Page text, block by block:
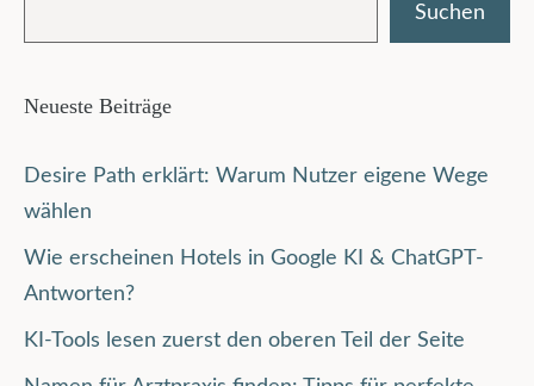
Suchen
Neueste Beiträge
Desire Path erklärt: Warum Nutzer eigene Wege
wählen
Wie erscheinen Hotels in Google KI & ChatGPT-
Antworten?
KI-Tools lesen zuerst den oberen Teil der Seite